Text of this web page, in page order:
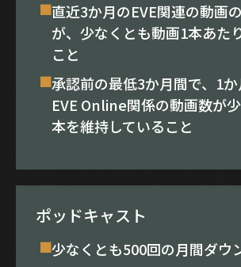
直近3か月のEVE関連の動画
が、少なくとも動画1本あた
こと
承認前の最低3か月間で、1
EVE Online関係の動画数が
本を維持していること
ポッドキャスト
少なくとも500回の月間ダウ